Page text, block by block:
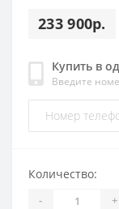
233 900р.
Купить в
Введите
Количество:
- +